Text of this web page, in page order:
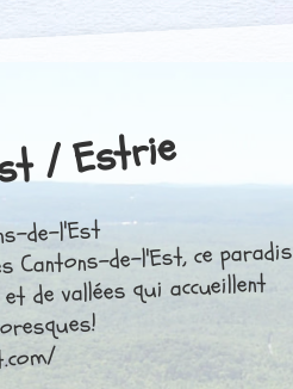
/ Estrie
de-l'Est
Cantons-de-l'Est, ce paradis
de vallées qui accueillent